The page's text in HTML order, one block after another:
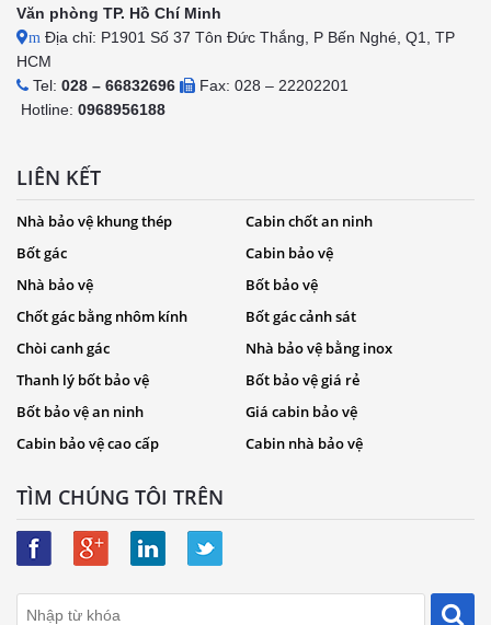
Văn phòng TP. Hồ Chí Minh
m Địa chỉ: P1901 Số 37 Tôn Đức Thắng, P Bến Nghé, Q1, TP
HCM
Tel: 028 – 66832696
Fax: 028 – 22202201
Hotline: 0968956188
LIÊN KẾT
Nhà bảo vệ khung thép
Cabin chốt an ninh
Bốt gác
Cabin bảo vệ
Nhà bảo vệ
Bốt bảo vệ
Chốt gác bằng nhôm kính
Bốt gác cảnh sát
Chòi canh gác
Nhà bảo vệ bằng inox
Thanh lý bốt bảo vệ
Bốt bảo vệ giá rẻ
Bốt bảo vệ an ninh
Giá cabin bảo vệ
Cabin bảo vệ cao cấp
Cabin nhà bảo vệ
TÌM CHÚNG TÔI TRÊN